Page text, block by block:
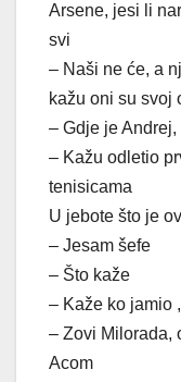
Arsene, jesi li
svi
– Naši ne će, a
kažu oni su svoj
– Gdje je
– Kažu odletio
tenisicama
U jebote što je
– Jesam šefe
– Što kaže
– Kaže ko jamio
– Zovi Milorada,
Acom